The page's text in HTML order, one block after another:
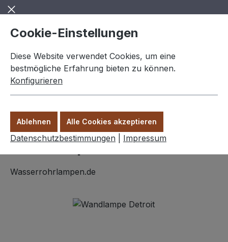
Zum Hauptinhalt springen
Wandlampen
Wandlampe "Detroit" 1 Arm
Wasserrohrlampen.de
Bildergalerie überspringen
Cookie-Einstellungen
Diese Website verwendet Cookies, um eine
bestmögliche Erfahrung bieten zu können.
Konfigurieren
Ablehnen Alle Cookies akzeptieren
Datenschutzbestimmungen Impressum